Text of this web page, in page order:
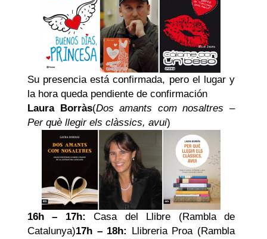
Su presencia está confirmada, pero el lugar y
la hora queda pendiente de confirmación
Laura Borràs(Dos amants com nosaltres –
Per què llegir els clàssics, avui)
16h – 17h: Casa del Llibre (Rambla de
Catalunya)17h – 18h: Llibreria Proa (Rambla